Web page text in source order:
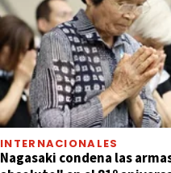
INTERNACIONALES
Nagasaki condena las